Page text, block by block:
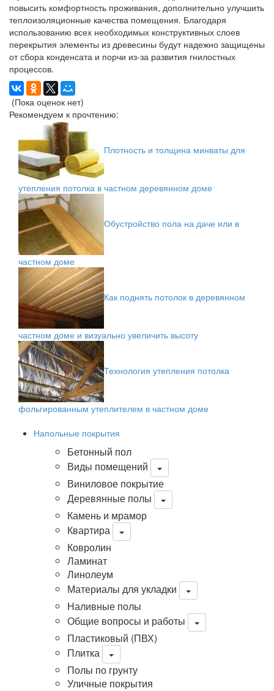
повысить комфортность проживания, дополнительно улучшить
теплоизоляционные качества помещения. Благодаря
использованию всех необходимых конструктивных слоев
перекрытия элементы из древесины будут надежно защищены
от сбора конденсата и порчи из-за развития гнилостных
процессов.
(Пока оценок нет)
Рекомендуем к прочтению:
Плотность и толщина минваты для
утепления потолка в частном деревянном доме
Обустройство пола на даче или в
частном доме
Как поднять потолок в деревянном
частном доме и визуально увеличить высоту
Технология утепления потолка
фольгированным утеплителем в частном доме
Напольные покрытия
Бетонный пол
Виды помещений
Виниловое покрытие
Деревянные полы
Камень и мрамор
Квартира
Ковролин
Ламинат
Линолеум
Материалы для укладки
Наливные полы
Общие вопросы и работы
Пластиковый (ПВХ)
Плитка
Полы по грунту
Уличные покрытия